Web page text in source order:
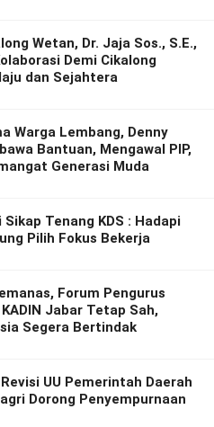
Wetan, Dr. Jaja Sos., S.E.,
Demi Cikalong
dan Sejahtera
Warga Lembang, Denny
Bantuan, Mengawal PIP,
Generasi Muda
Tenang KDS : Hadapi
Pilih Fokus Bekerja
Forum Pengurus
Jabar Tetap Sah,
Segera Bertindak
UU Pemerintah Daerah
Dorong Penyempurnaan